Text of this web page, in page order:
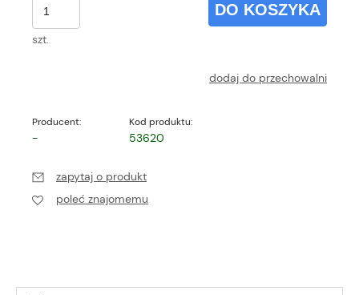
szt.
DO KOSZYKA
dodaj do przechowalni
Producent:
-
Kod produktu:
53620
zapytaj o produkt
poleć znajomemu